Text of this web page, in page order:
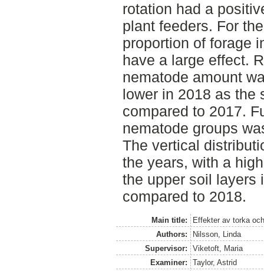
rotation had a
plant feeders. For
proportion of forage
have a large effect.
nematode amount
lower in 2018 as the
compared to 2017.
nematode groups
The vertical
the years, with a
the upper soil layers
compared to 2018.
Main title:
Effekter av torka
Authors:
Nilsson, Linda
Supervisor:
Viketoft, Maria
Examiner:
Taylor, Astrid